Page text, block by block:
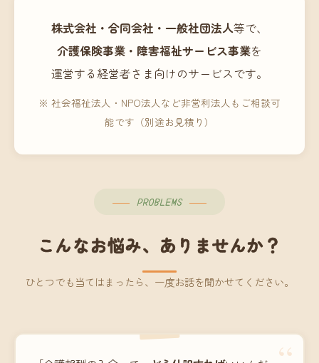
株式会社・合同会社・一般社団法人等で、
介護保険事業・障害福祉サービス事業を
運営する経営者さま向けのサービスです。
※ 社会福祉法人・NPO法人など非営利法人もご相談可
能です（別途お見積り）
PROBLEMS
こんなお悩み、ありませんか？
ひとつでも当てはまったら、一度お話を聞かせてください。